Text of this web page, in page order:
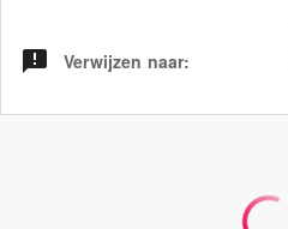
Verwijzen naar: